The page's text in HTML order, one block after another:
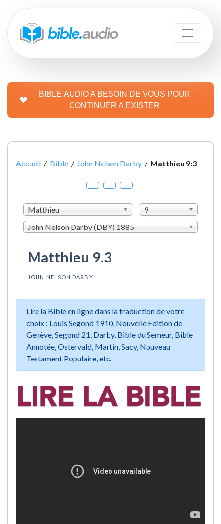
BIBLE.AUDIO A BESOIN DE VOUS POUR
CONTINUER A EXISTER
Accueil / Bible / John Nelson Darby / Matthieu 9:3
Matthieu
9
John Nelson Darby (DBY) 1885
Matthieu 9.3
JOHN NELSON DARBY
Lire la Bible en ligne dans la traduction de votre
choix : Louis Segond 1910, Nouvelle Edition de
Genève, Segond 21, Darby, Bible du Semeur, Bible
Annotée, Ostervald, Martin, Sacy, Nouveau
Testament Populaire, etc.